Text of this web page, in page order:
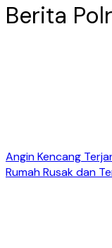
Berita
Angin Kencang
Rumah Rusak dan